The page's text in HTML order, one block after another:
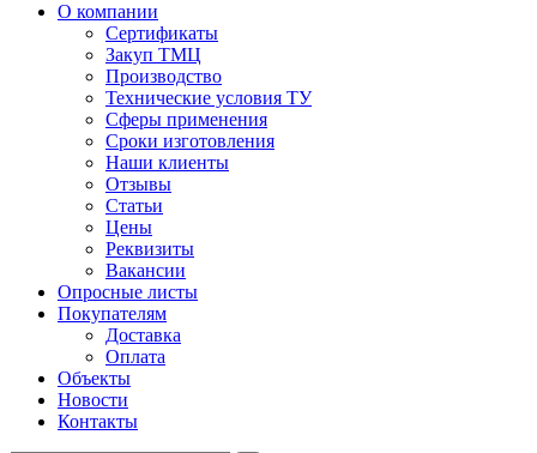
О компании
Сертификаты
Закуп ТМЦ
Производство
Технические условия ТУ
Сферы применения
Сроки изготовления
Наши клиенты
Отзывы
Статьи
Цены
Реквизиты
Вакансии
Опросные листы
Покупателям
Доставка
Оплата
Объекты
Новости
Контакты